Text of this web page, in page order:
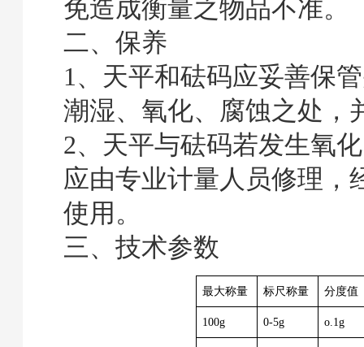
免造成衡量之物品不准。
二、保养
1、天平和砝码应妥善保
潮湿、氧化、腐蚀之处，
2、天平与砝码若发生氧
应由专业计量人员修理，
使用。
三、技术参数
最大称量 标尺称量 分度值
100g 0-5g o.1g